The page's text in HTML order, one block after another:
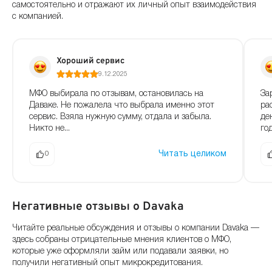
самостоятельно и отражают их личный опыт взаимодействия
с компанией.
Хороший сервис
9.12.2025
МФО выбирала по отзывам, остановилась на
Даваке. Не пожалела что выбрала именно этот
сервис. Взяла нужную сумму, отдала и забыла.
Никто не...
0 Читать целиком
Негативные отзывы о Davaka
Читайте реальные обсуждения и отзывы о компании Davaka —
здесь собраны отрицательные мнения клиентов о МФО,
которые уже оформляли займ или подавали заявки, но
получили негативный опыт микрокредитования.